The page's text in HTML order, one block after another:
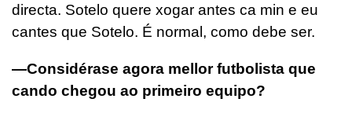
directa. Sotelo quere xogar antes ca min e eu
cantes que Sotelo. É normal, como debe ser.
—Considérase agora mellor futbolista que
cando chegou ao primeiro equipo?